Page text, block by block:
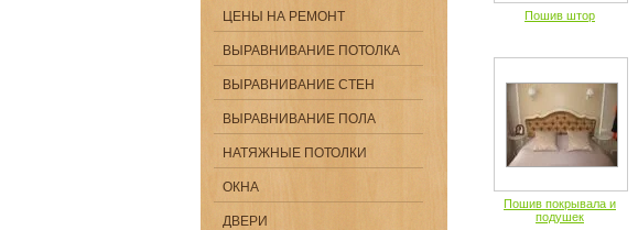
ЦЕНЫ НА РЕМОНТ
ВЫРАВНИВАНИЕ ПОТОЛКА
ВЫРАВНИВАНИЕ СТЕН
ВЫРАВНИВАНИЕ ПОЛА
НАТЯЖНЫЕ ПОТОЛКИ
ОКНА
ДВЕРИ
Пошив штор
Пошив покрывала и
подушек